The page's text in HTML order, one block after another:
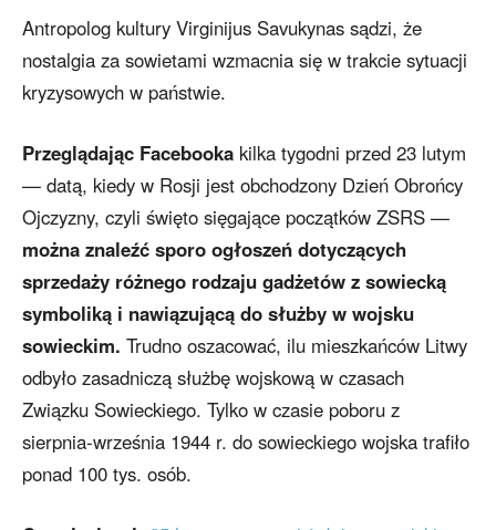
Antropolog kultury Virginijus Savukynas sądzi, że
nostalgia za sowietami wzmacnia się w trakcie sytuacji
kryzysowych w państwie.
Przeglądając Facebooka kilka tygodni przed 23 lutym
— datą, kiedy w Rosji jest obchodzony Dzień Obrońcy
Ojczyzny, czyli święto sięgające początków ZSRS —
można znaleźć sporo ogłoszeń dotyczących
sprzedaży różnego rodzaju gadżetów z sowiecką
symboliką i nawiązującą do służby w wojsku
sowieckim. Trudno oszacować, ilu mieszkańców Litwy
odbyło zasadniczą służbę wojskową w czasach
Związku Sowieckiego. Tylko w czasie poboru z
sierpnia-września 1944 r. do sowieckiego wojska trafiło
ponad 100 tys. osób.